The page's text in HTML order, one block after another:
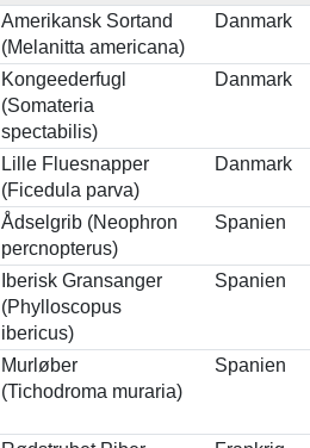
Amerikansk Sortand
(Melanitta americana)
Danmark
Kongeederfugl
(Somateria
spectabilis)
Danmark
Lille Fluesnapper
(Ficedula parva)
Danmark
Ådselgrib (Neophron
percnopterus)
Spanien
Iberisk Gransanger
(Phylloscopus
ibericus)
Spanien
Murløber
(Tichodroma muraria)
Spanien